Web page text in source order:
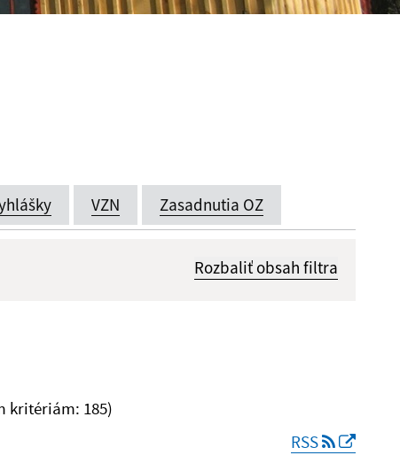
VZN Zasadnutia OZ
Rozbaliť obsah filtra
kritériám: 185)
RSS